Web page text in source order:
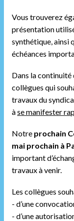
Vous trouverez
présentation
synthétique, ainsi
échéances
Dans la continuité
collègues qui
travaux du
àse manifester
Notre prochain
mai prochain à
important
travaux à venir.
Les collègues
- d’une
- d’une